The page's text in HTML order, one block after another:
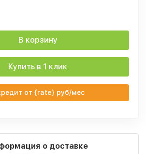
В корзину
Купить в 1 клик
от {rate} руб/мес
о доставке